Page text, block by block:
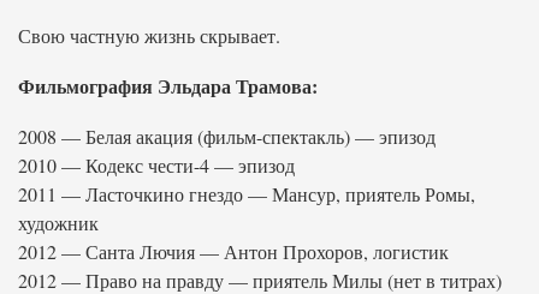
Свою частную жизнь скрывает.
Фильмография Эльдара Трамова:
2008 — Белая акация (фильм-спектакль) — эпизод
2010 — Кодекс чести-4 — эпизод
2011 — Ласточкино гнездо — Мансур, приятель Ромы,
художник
2012 — Санта Лючия — Антон Прохоров, логистик
2012 — Право на правду — приятель Милы (нет в титрах)